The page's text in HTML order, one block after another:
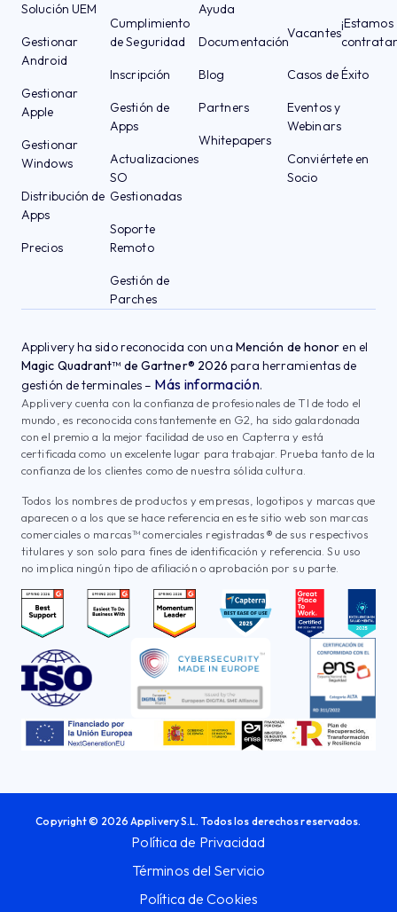
Solución UEM
Gestionar
Android
Gestionar
Apple
Gestionar
Windows
Distribución de
Apps
Precios
Cumplimiento
de Seguridad
Inscripción
Gestión de
Apps
Actualizaciones
SO
Gestionadas
Soporte
Remoto
Gestión de
Parches
Ayuda
Documentación
Blog
Partners
Whitepapers
Vacantes
¡Estamos
Casos de Éxito
Eventos y
Webinars
Conviértete en
Socio
Applivery ha sido reconocida con una Mención de honor en el
Magic Quadrant™ de Gartner® 2026 para herramientas de
gestión de terminales – Más información.
Applivery cuenta con la confianza de profesionales de TI de todo el
mundo, es reconocida constantemente en G2, ha sido galardonada
con el premio a la mejor facilidad de uso en Capterra y está
certificada como un excelente lugar para trabajar. Prueba tanto de la
confianza de los clientes como de nuestra sólida cultura.
Todos los nombres de productos y empresas, logotipos y marcas que
aparecen o a los que se hace referencia en este sitio web son marcas
comerciales o marcas™ comerciales registradas® de sus respectivos
titulares y son solo para fines de identificación y referencia. Su uso
no implica ningún tipo de afiliación o aprobación por su parte.
Copyright © 2026 Applivery S.L. Todos los derechos reservados.
Política de Privacidad
Términos del Servicio
Política de Cookies